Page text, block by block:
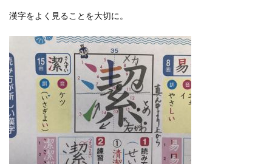
漢字をよく見ることを大切に。